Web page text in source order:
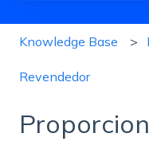
Knowledge Base
Revendedor